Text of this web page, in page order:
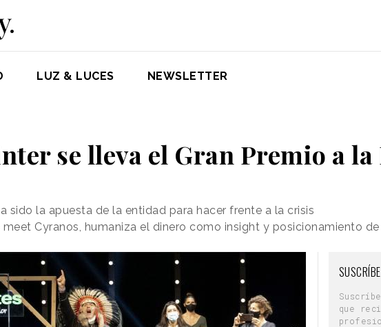
LUZ & LUCES NEWSLETTER
se lleva el Gran Premio a
sido la apuesta de la entidad para hacer frente a la crisis
meet Cyranos, humaniza el dinero como insight y posicionamiento
que